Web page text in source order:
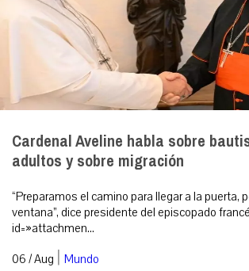
Cardenal Aveline habla sobre
adultos y sobre migración
“Preparamos el camino para llegar a la puerta,
ventana”, dice presidente del episcopado
id=»attachmen...
06 / Aug | Mundo